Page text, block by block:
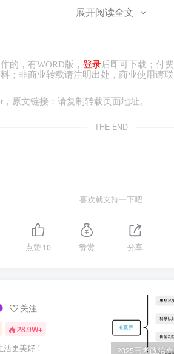
人成功的可能性越大。所以，挫折教
可以传授给孩子的最重要的一课是，如
。越早学会独立成长，对孩子的将来
不把孩子的首次“独立”当回事，父母
时候，家长不要在一旁指手画脚，批
道理：“教育孩子需要一种绵力，要顺
子是一门大学问，家长们要记住，
展开阅读全文
的，有WORD版， 登录后即可下载；付
；非商业转载请注明出处，商业使用请
，原文链接：请复制转载页面地址。
THE END
喜欢就支持一下吧
点赞10 赞赏 分享
关注
28.9W+
更美好！